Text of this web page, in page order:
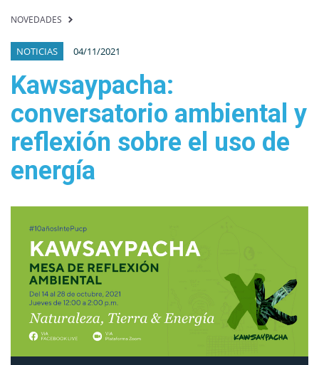
NOVEDADES
NOTICIAS 04/11/2021
Kawsaypacha:
conversatorio ambiental y
reflexión sobre el uso de
energía